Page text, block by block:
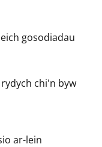
gosodiadau
chi'n byw
ar-lein